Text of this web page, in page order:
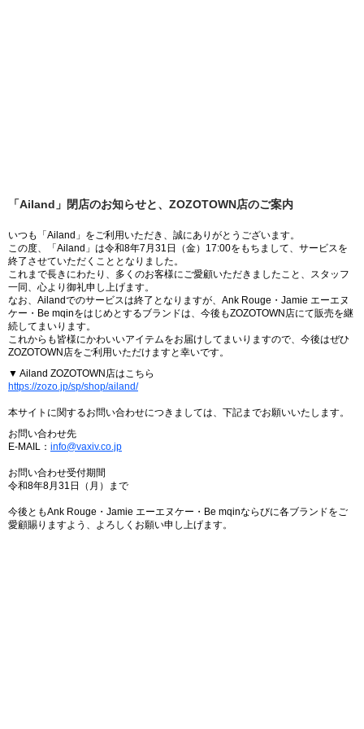
「Ailand」閉店のお知らせと、ZOZOTOWN店のご案内
いつも「Ailand」をご利用いただき、誠にありがとうございます。
この度、「Ailand」は令和8年7月31日（金）17:00をもちまして、サービスを
終了させていただくこととなりました。
これまで長きにわたり、多くのお客様にご愛顧いただきましたこと、スタッフ
一同、心より御礼申し上げます。
なお、Ailandでのサービスは終了となりますが、Ank Rouge・Jamie エーエヌ
ケー・Be mqinをはじめとするブランドは、今後もZOZOTOWN店にて販売を継
続してまいります。
これからも皆様にかわいいアイテムをお届けしてまいりますので、今後はぜひ
ZOZOTOWN店をご利用いただけますと幸いです。
▼ Ailand ZOZOTOWN店はこちら
https://zozo.jp/sp/shop/ailand/
本サイトに関するお問い合わせにつきましては、下記までお願いいたします。
お問い合わせ先
E-MAIL： info@vaxiv.co.jp
お問い合わせ受付期間
令和8年8月31日（月）まで
今後ともAnk Rouge・Jamie エーエヌケー・Be mqinならびに各ブランドをご
愛顧賜りますよう、よろしくお願い申し上げます。